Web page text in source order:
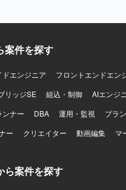
案件を探す
エンジニア フロントエンドエン
リッジSE 組込・制御 AIエンジ
ンナー
DBA 運用・監視 プラ
ー
クリエイター 動画編集 マ
ら案件を探す